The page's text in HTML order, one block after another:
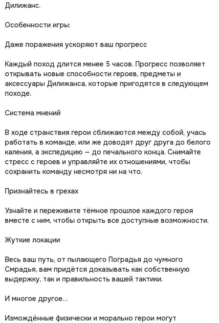
Дилижанс.
Особенности игры:
Даже поражения ускоряют ваш прогресс
Каждый поход длится менее 5 часов. Прогресс позволяет
открывать новые способности героев, предметы и
аксессуары Дилижанса, которые пригодятся в следующем
походе.
Система мнений
В ходе странствия герои сближаются между собой, учась
работать в команде, или же доводят друг друга до белого
каления, а экспедицию — до печального конца. Снимайте
стресс с героев и управляйте их отношениями, чтобы
сохранить команду несмотря ни на что.
Признайтесь в грехах
Узнайте и переживите тёмное прошлое каждого героя
вместе с ним, чтобы открыть все доступные возможности.
Жуткие локации
Весь ваш путь, от пылающего Поградья до чумного
Смрадья, вам придётся доказывать как собственную
выдержку, так и правильность вашей тактики.
И многое другое…
Измождённые физически и морально герои могут